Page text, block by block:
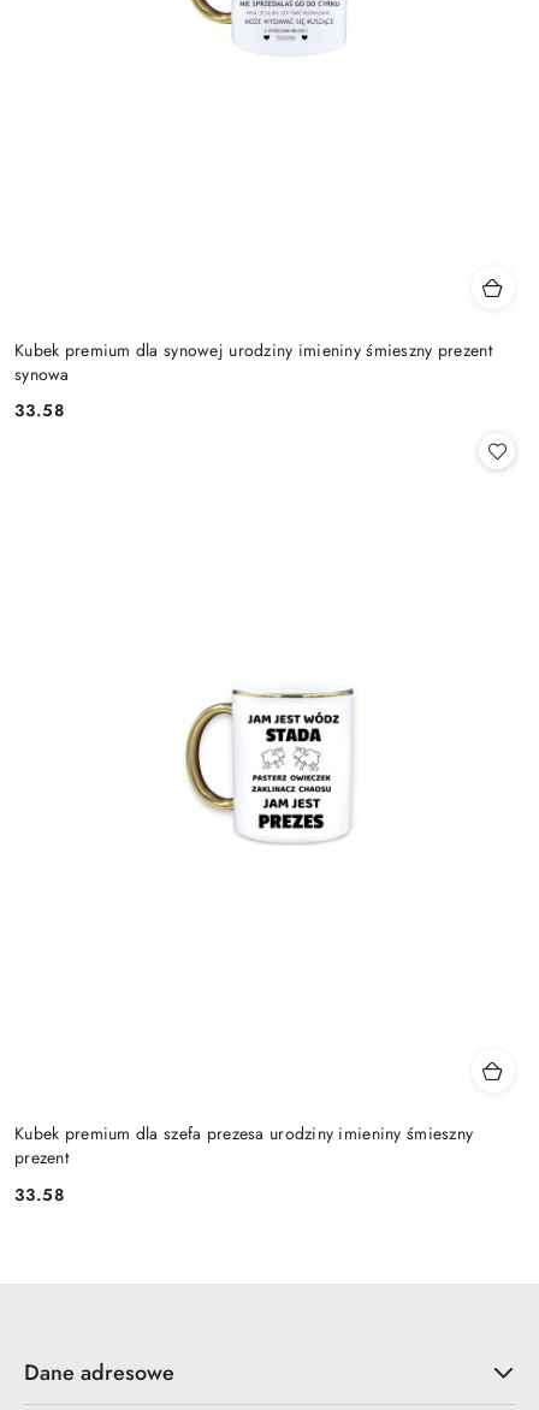
Kubek premium dla synowej urodziny imieniny śmieszny prezent
synowa
Cena:
33.58
Kubek premium dla szefa prezesa urodziny imieniny śmieszny
prezent
Cena:
33.58
Dane adresowe